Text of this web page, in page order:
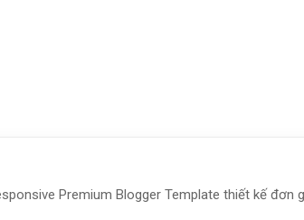
Premium Blogger Template thiết kế đơn